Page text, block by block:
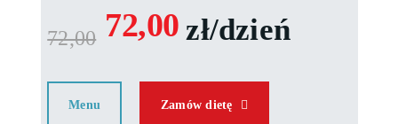
72,00 72,00 zł/dzień
Menu Zamów dietę